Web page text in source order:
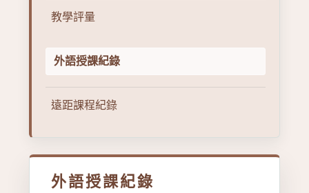
教學評量
外語授課紀錄
遠距課程紀錄
外語授課紀錄